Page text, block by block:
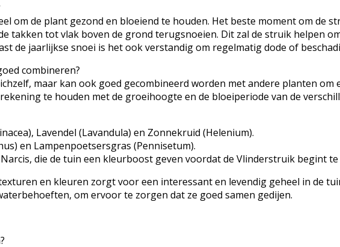
om de plant gezond en bloeiend te houden. Het beste moment om de
takken tot vlak boven de grond terugsnoeien. Dit zal de struik helpen
de jaarlijkse snoei is het ook verstandig om regelmatig dode of
combineren?
maar kan ook goed gecombineerd worden met andere planten
te houden met de groeihoogte en de bloeiperiode van de
Lavendel (Lavandula) en Zonnekruid (Helenium).
en Lampenpoetsersgras (Pennisetum).
die de tuin een kleurboost geven voordat de Vlinderstruik begint te
en kleuren zorgt voor een interessant en levendig geheel in de
om ervoor te zorgen dat ze goed samen gedijen.